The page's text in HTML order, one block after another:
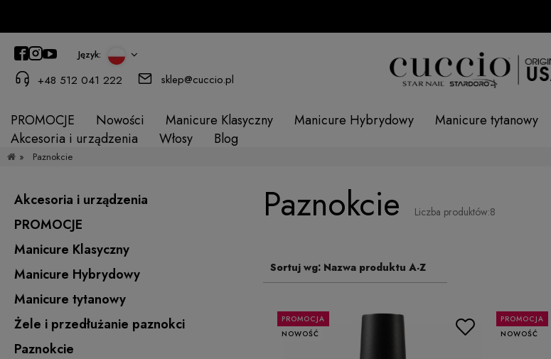
Język:
+48 512 041 222 sklep@cuccio.pl
PROMOCJE Nowości Manicure Klasyczny Manicure Hybrydowy Manicure tytanowy
Akcesoria i urządzenia
Włosy Blog
» Paznokcie
Akcesoria i urządzenia
PROMOCJE
Manicure Klasyczny
Manicure Hybrydowy
Manicure tytanowy
Żele i przedłużanie paznokci
Paznokcie
Paznokcie Liczba produktów:8
Sortuj wg: Nazwa produktu A-Z
PROMOCJA
NOWOŚĆ
PROMOCJA
NOWOŚĆ